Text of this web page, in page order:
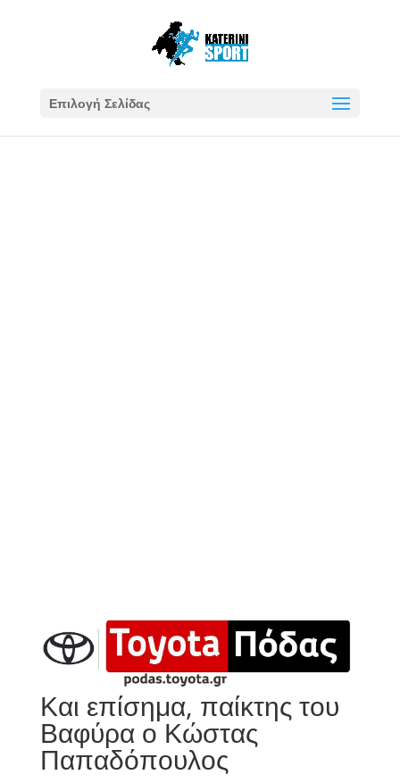
Επιλογή Σελίδας
Και επίσημα, παίκτης του
Βαφύρα ο Κώστας
Παπαδόπουλος